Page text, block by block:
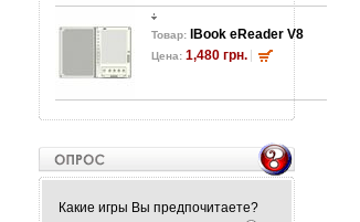
Товар: lBook eReader V8
Цена: 1,480 грн.
Какие игры Вы предпочитаете?